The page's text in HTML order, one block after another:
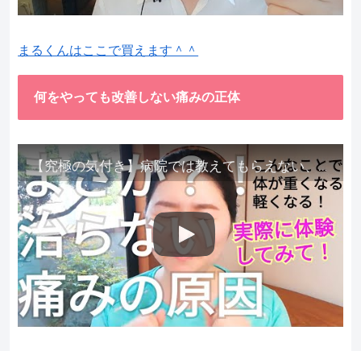
まるくんはここで買えます＾＾
何をやっても改善しない痛みの正体
【究極の気付き】病院では教えてもらえない、その長年悩んできた痛み、症状、どうして治らないのか？痛みの正体、実際に今すぐ試して知ってほしい。